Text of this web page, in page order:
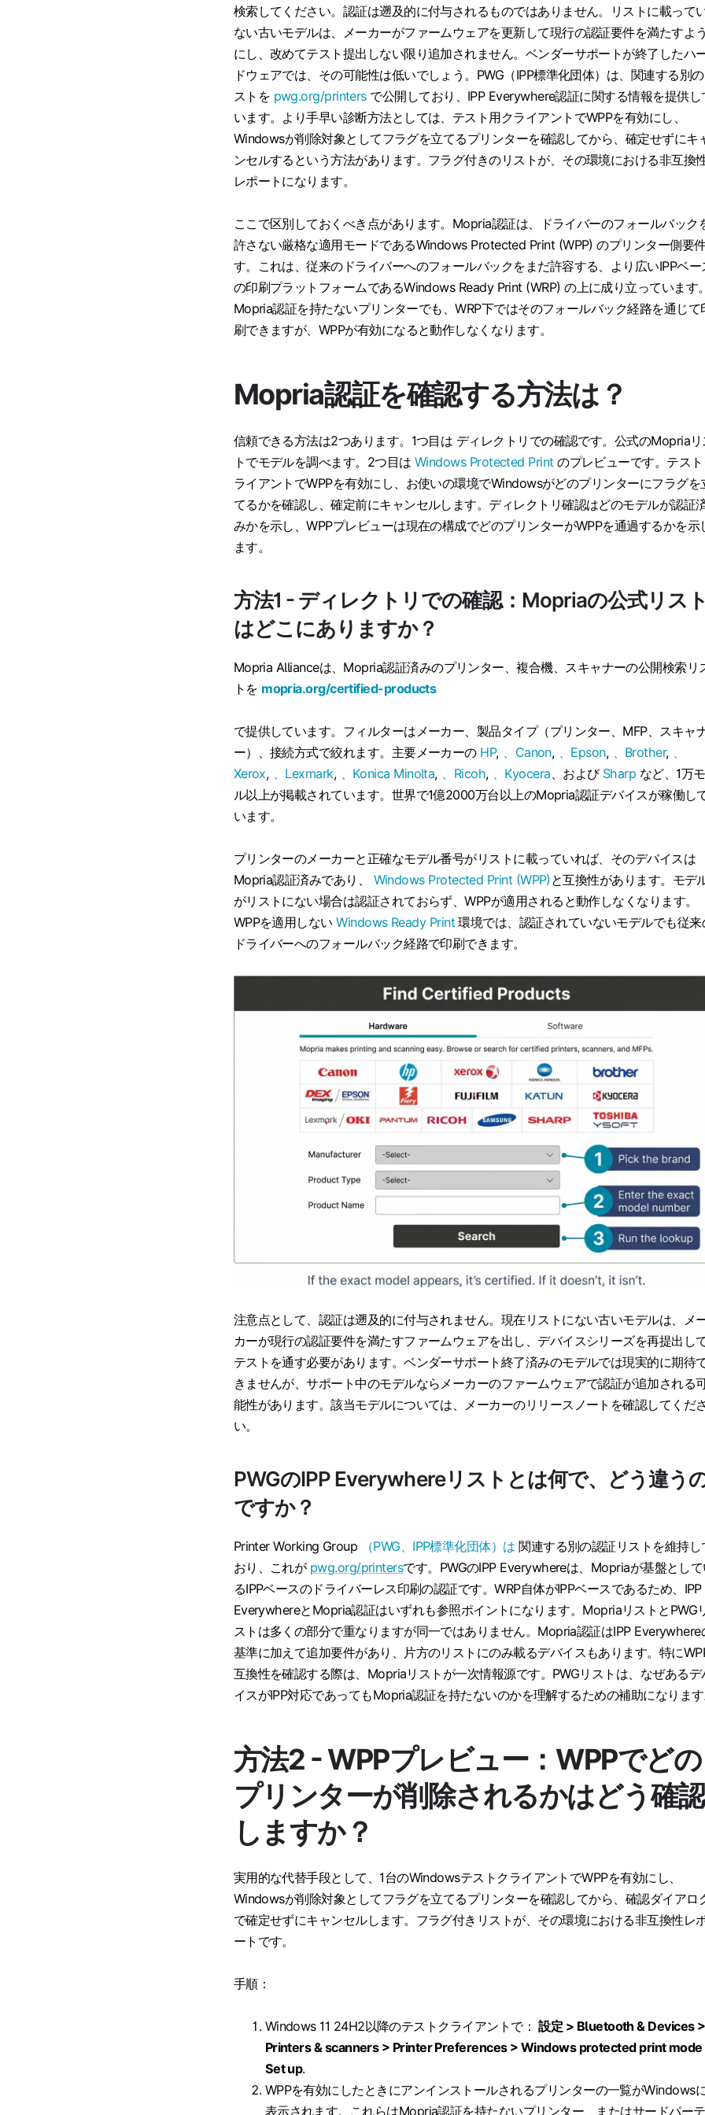
検索してください。認証は遡及的に付与されるものではありません。リストに載って
ない古いモデルは、メーカーがファームウェアを更新して現行の認証要件を満たすよう
にし、改めてテスト提出しない限り追加されません。ベンダーサポートが終了したハ
ドウェアでは、その可能性は低いでしょう。PWG（IPP標準化団体）は、関連する別の
ストを pwg.org/printers で公開しており、IPP Everywhere認証に関する情報を提供し
います。より手早い診断方法としては、テスト用クライアントでWPPを有効にし、
Windowsが削除対象としてフラグを立てるプリンターを確認してから、確定せずにキ
ンセルするという方法があります。フラグ付きのリストが、その環境における非互換
レポートになります。
ここで区別しておくべき点があります。Mopria認証は、ドライバーのフォールバック
許さない厳格な適用モードであるWindows Protected Print (WPP) のプリンター側要
す。これは、従来のドライバーへのフォールバックをまだ許容する、より広いIPPベー
の印刷プラットフォームであるWindows Ready Print (WRP) の上に成り立っています。
Mopria認証を持たないプリンターでも、WRP下ではそのフォールバック経路を通じて
刷できますが、WPPが有効になると動作しなくなります。
Mopria認証を確認する方法は？
信頼できる方法は2つあります。1つ目は ディレクトリでの確認です。公式のMopriaリ
トでモデルを調べます。2つ目はWindows Protected Print のプレビューです。テス
ライアントでWPPを有効にし、お使いの環境でWindowsがどのプリンターにフラグを
てるかを確認し、確定前にキャンセルします。ディレクトリ確認はどのモデルが認証
みかを示し、WPPプレビューは現在の構成でどのプリンターがWPPを通過するかを示
ます。
方法1 - ディレクトリでの確認：Mopriaの公式リスト
はどこにありますか？
Mopria Allianceは、Mopria認証済みのプリンター、複合機、スキャナーの公開検索リ
トを mopria.org/certified-products
で提供しています。フィルターはメーカー、製品タイプ（プリンター、MFP、スキャ
ー）、接続方式で絞れます。主要メーカーの HP, 、Canon, 、Epson, 、Brother,
Xerox, 、Lexmark, 、Konica Minolta, 、Ricoh, 、Kyocera 、および Sharp など、1万
ル以上が掲載されています。世界で1億2000万台以上のMopria認証デバイスが稼働し
います。
プリンターのメーカーと正確なモデル番号がリストに載っていれば、そのデバイスは
Mopria認証済みであり、 Windows Protected Print (WPP) と互換性があります。モデ
がリストにない場合は認証されておらず、WPPが適用されると動作しなくなります。
WPPを適用しないWindows Ready Print 環境では、認証されていないモデルでも従来
ドライバーへのフォールバック経路で印刷できます。
注意点として、認証は遡及的に付与されません。現在リストにない古いモデルは、メ
カーが現行の認証要件を満たすファームウェアを出し、デバイスシリーズを再提出し
テストを通す必要があります。ベンダーサポート終了済みのモデルでは現実的に期待
きませんが、サポート中のモデルならメーカーのファームウェアで認証が追加される
能性があります。該当モデルについては、メーカーのリリースノートを確認してくださ
い。
PWGのIPP Everywhereリストとは何で、どう違う
ですか？
Printer Working Group （PWG、IPP標準化団体）は 関連する別の認証リストを維持し
おり、これが pwg.org/printersです。PWGのIPP Everywhereは、Mopriaが基盤として
るIPPベースのドライバーレス印刷の認証です。WRP自体がIPPベースであるため、IPP
EverywhereとMopria認証はいずれも参照ポイントになります。MopriaリストとPWG
ストは多くの部分で重なりますが同一ではありません。Mopria認証はIPP Everywhere
基準に加えて追加要件があり、片方のリストにのみ載るデバイスもあります。特に
互換性を確認する際は、Mopriaリストが一次情報源です。PWGリストは、なぜあるデ
イスがIPP対応であってもMopria認証を持たないのかを理解するための補助になります
方法2 - WPPプレビュー：WPPでどの
プリンターが削除されるかはどう確認
しますか？
実用的な代替手段として、1台のWindowsテストクライアントでWPPを有効にし、
Windowsが削除対象としてフラグを立てるプリンターを確認してから、確認ダイアロ
で確定せずにキャンセルします。フラグ付きリストが、その環境における非互換性レ
ートです。
手順：
Windows 11 24H2以降のテストクライアントで：設定 > Bluetooth & Devices >
Printers & scanners > Printer Preferences > Windows protected print mode
Set up.
WPPを有効にしたときにアンインストールされるプリンターの一覧がWindows
表示されます。これらはMopria認証を持たないプリンター、またはサードパー